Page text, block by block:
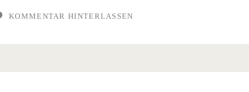
KOMMENTAR HINTERLASSEN